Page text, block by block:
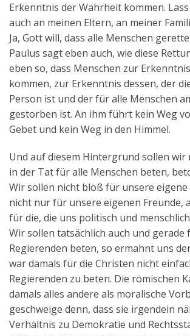
Erkenntnis der Wahrheit kommen.
auch an meinen Eltern, an meiner
Ja, Gott will, dass alle Menschen
Paulus sagt eben auch, wie diese
eben so, dass Menschen zur
kommen, zur Erkenntnis dessen, der
Person ist und der für alle Menschen
gestorben ist. An ihm führt kein Weg
Gebet und kein Weg in den Himmel.
Und auf diesem Hintergrund sollen wir
in der Tat für alle Menschen beten,
Wir sollen nicht bloß für unsere eigene
nicht nur für unsere eigenen Freunde,
für die, die uns politisch und
Wir sollen tatsächlich auch und gerade
Regierenden beten, so ermahnt uns
war damals für die Christen nicht
Regierenden zu beten. Die römischen
damals alles andere als moralische
geschweige denn, dass sie irgendein
Verhältnis zu Demokratie und